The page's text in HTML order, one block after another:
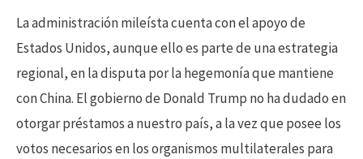
La administración mileísta cuenta con el apoyo de
Estados Unidos, aunque ello es parte de una estrategia
regional, en la disputa por la hegemonía que mantiene
con China. El gobierno de Donald Trump no ha dudado en
otorgar préstamos a nuestro país, a la vez que posee los
votos necesarios en los organismos multilaterales para